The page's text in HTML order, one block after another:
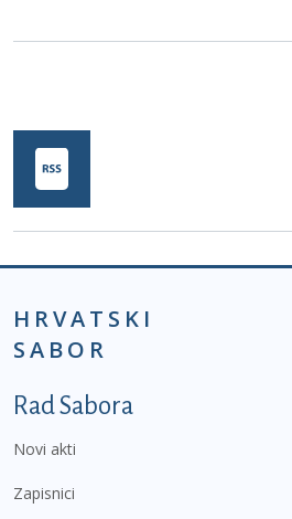
HRVATSKI
SABOR
Podnožje prvi izbornik
Rad Sabora
Novi akti
Zapisnici